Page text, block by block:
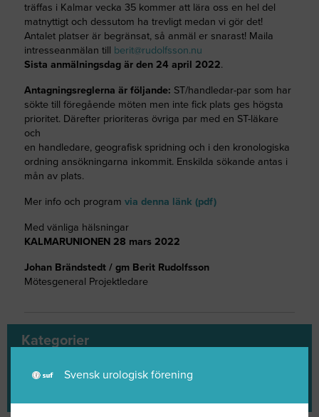
träffas i Kalmar vecka 35 kommer att lära oss en hel del
matnyttigt och dessutom ha trevligt medan vi gör det!
Antalet platser är begränsat, så anmäl er snarast! Maila
intresseanmälan till berit@rudolfsson.nu
Sista anmälningsdag är den 24 april 2022.
Antagningsreglerna är följande: ST/handledar-par som har
sökte till föregående möten men inte fick plats ges högsta
prioritet. Därefter prioriteras övriga par med en ST-läkare
och
en handledare, geografisk spridning och i den kronologiska
ordning ansökningarna inkommit. Enskilda sökande antas i
mån av plats.
Mer info och program via denna länk (pdf)
Med vänliga hälsningar
KALMARUNIONEN 28 mars 2022
Johan Brändstedt / gm Berit Rudolfsson
Mötesgeneral Projektledare
Kategorier
Aktuellt Bus
Svensk urologisk förening